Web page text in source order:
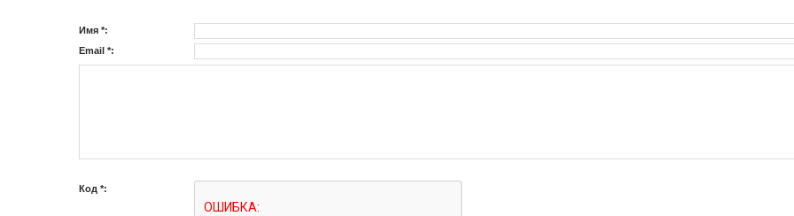
Имя *:
Email *:
Код *: